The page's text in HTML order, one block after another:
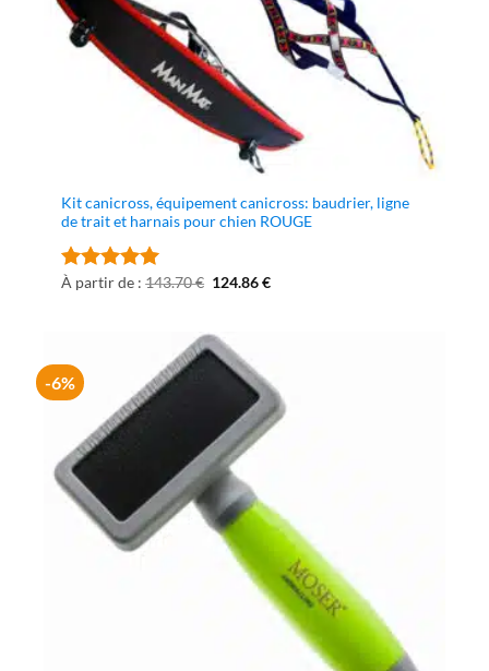
Kit canicross, équipement canicross: baudrier, ligne
de trait et harnais pour chien ROUGE
Note5sur
À partir de :143.70€ Le
143.70 €.
124.86€Le
-6%